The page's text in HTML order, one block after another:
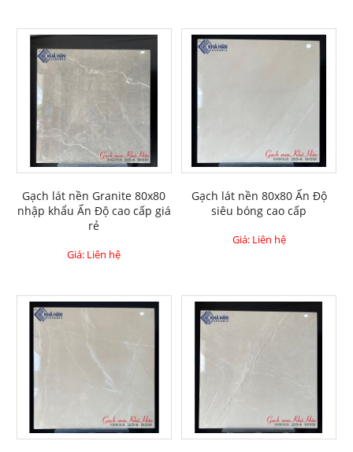
Gạch lát nền Granite 80x80
nhập khẩu Ấn Độ cao cấp giá
rẻ
Giá: Liên hệ
Gạch lát nền 80x80 Ấn Độ
siêu bóng cao cấp
Giá: Liên hệ